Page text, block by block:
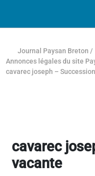
Journal Paysan Breton /
Annonces légales du site
cavarec joseph –
cavarec
vacante